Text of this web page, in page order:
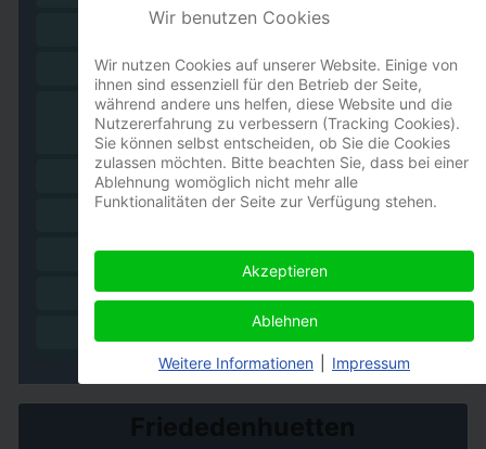
ruf doch mal an!
Worpswede
Frau von Flucht träumend -
Bildbeschreibung nach Joan Miró
der ästhet I
Prüfung
Das Erdloch
fensterbild 1
Spätherbst
Wir benutzen Cookies
Wir nutzen Cookies auf unserer Website. Einige von
ihnen sind essenziell für den Betrieb der Seite,
während andere uns helfen, diese Website und die
Nutzererfahrung zu verbessern (Tracking Cookies).
Sie können selbst entscheiden, ob Sie die Cookies
zulassen möchten. Bitte beachten Sie, dass bei einer
Ablehnung womöglich nicht mehr alle
Funktionalitäten der Seite zur Verfügung stehen.
Akzeptieren
Ablehnen
Weitere Informationen Impressum